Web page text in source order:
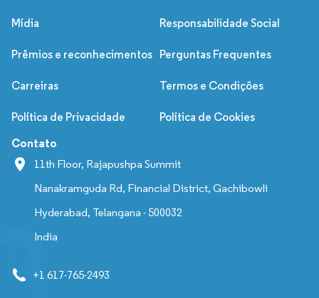
Mídia Responsabilidade Social
Prêmios e reconhecimentos Perguntas Frequentes
Carreiras Termos e Condições
Política de Privacidade Política de Cookies
Contato
11th Floor, Rajapushpa Summit
Nanakramguda Rd, Financial District, Gachibowli
Hyderabad, Telangana - 500032
India
+1 617-765-2493